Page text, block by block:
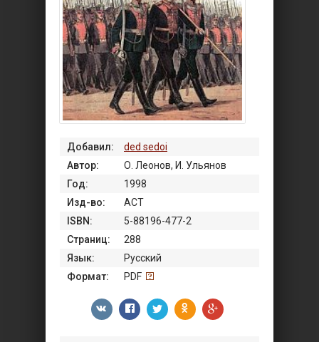
Добавил:
ded sedoi
Автор:
О. Леонов, И. Ульянов
Год:
1998
Изд-во:
АСТ
ISBN:
5-88196-477-2
Страниц:
288
Язык:
Русский
Формат:
PDF